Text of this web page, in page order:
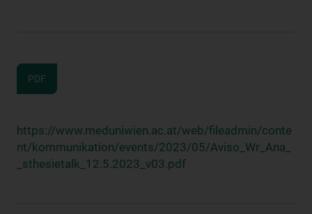
PDF
https://www.meduniwien.ac.at/web/fileadmin/conte
nt/kommunikation/events/2023/05/Aviso_Wr_Ana_
_sthesietalk_12.5.2023_v03.pdf